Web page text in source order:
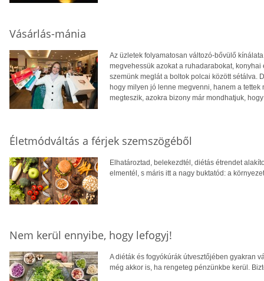
Vásárlás-mánia
Az üzletek folyamatosan változó-bővülő
megvehessük azokat a ruhadarabokat,
szemünk meglát a boltok polcai között sétálva.
hogy milyen jó lenne megvenni, hanem a
megteszik, azokra bizony már mondhatjuk,
Életmódváltás a férjek szemszögéből
Elhatároztad, belekezdtél, diétás étrendet
elmentél, s máris itt a nagy buktatód: a
Nem kerül ennyibe, hogy lefogyj!
A diéták és fogyókúrák útvesztőjében gyakran
még akkor is, ha rengeteg pénzünkbe kerül.